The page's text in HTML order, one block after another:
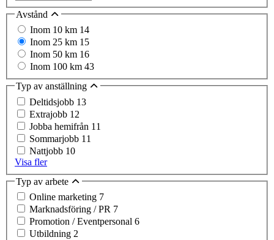
Avstånd
Inom 10 km 14
Inom 25 km 15
Inom 50 km 16
Inom 100 km 43
Typ av anställning
Deltidsjobb 13
Extrajobb 12
Jobba hemifrån 11
Sommarjobb 11
Nattjobb 10
Visa fler
Typ av arbete
Online marketing 7
Marknadsföring / PR 7
Promotion / Eventpersonal 6
Utbildning 2